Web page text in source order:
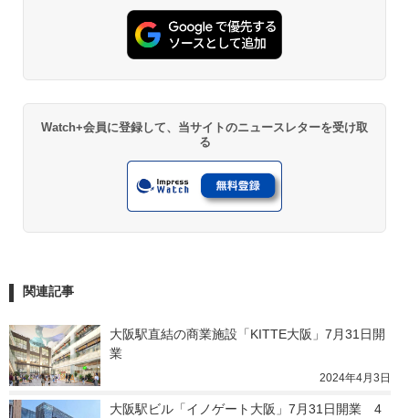
Watch+会員に登録して、当サイトのニュースレターを受け取
る
関連記事
大阪駅直結の商業施設「KITTE大阪」7月31日開
業
2024年4月3日
大阪駅ビル「イノゲート大阪」7月31日開業　4